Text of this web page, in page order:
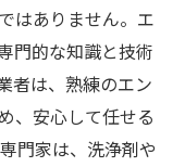
はありません。エ
門的な知識と技術
者は、熟練のエン
、安心して任せる
門家は、洗浄剤や